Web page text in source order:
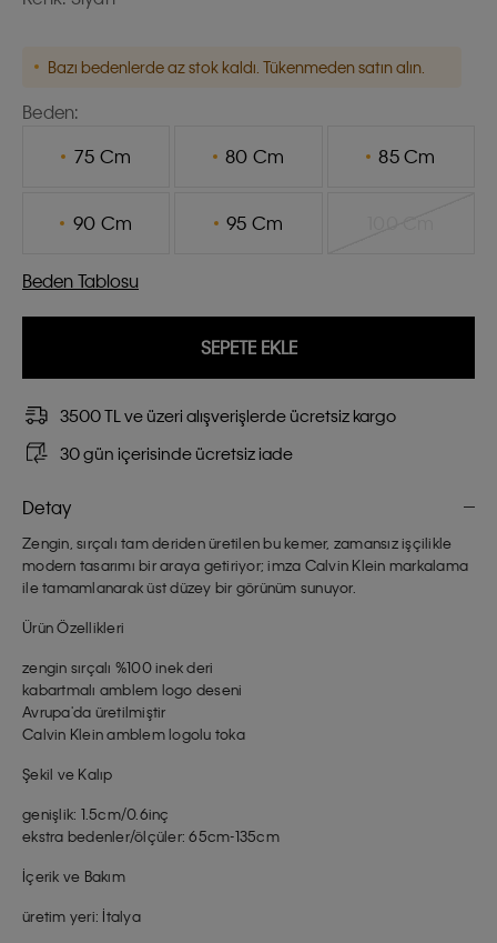
Bazı bedenlerde az stok kaldı. Tükenmeden satın alın.
Beden:
75 Cm
80 Cm 85 Cm
90 Cm 95 Cm
Beden Tablosu
SEPETE EKLE
3500 TL ve üzeri alışverişlerde ücretsiz kargo
30 gün içerisinde ücretsiz iade
Detay
Zengin, sırçalı tam deriden üretilen bu kemer, zamansız işçilikle
modern tasarımı bir araya getiriyor; imza Calvin Klein markalama
ile tamamlanarak üst düzey bir görünüm sunuyor.
Ürün Özellikleri
zengin sırçalı %100 inek deri
kabartmalı amblem logo deseni
Avrupa'da üretilmiştir
Calvin Klein amblem logolu toka
Şekil ve Kalıp
genişlik: 1.5cm/0.6inç
ekstra bedenler/ölçüler: 65cm-135cm
İçerik ve Bakım
üretim yeri: İtalya